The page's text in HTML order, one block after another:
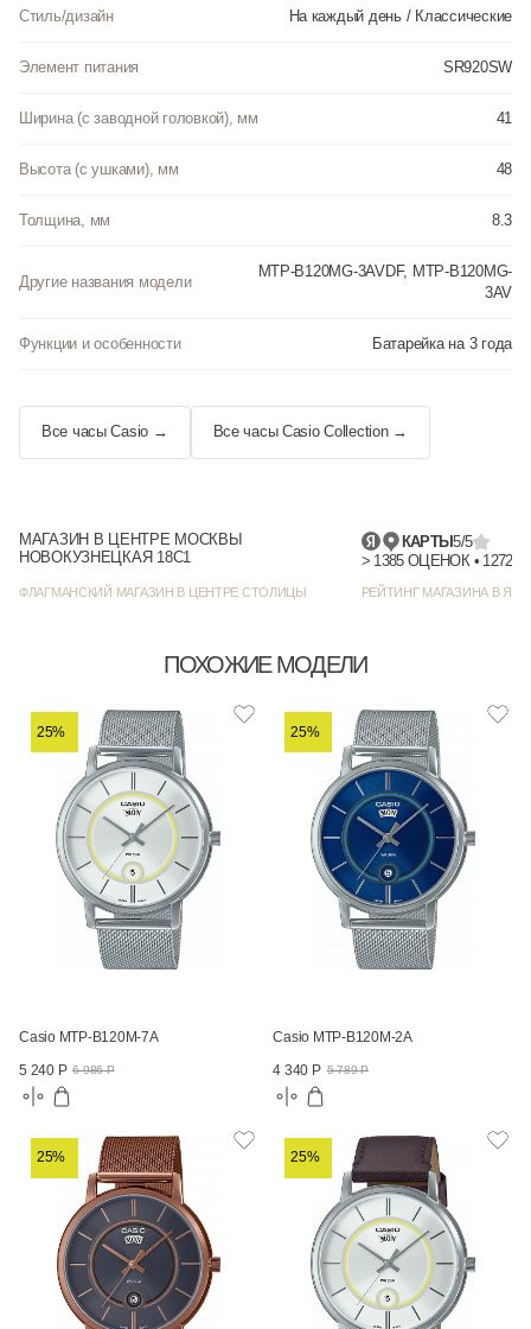
Стиль/дизайн На каждый день / Классические
Элемент питания SR920SW
Ширина (с заводной головкой), мм 41
Высота (с ушками), мм 48
Толщина, мм 8.3
Другие названия модели
MTP-B120MG-3AVDF, MTP-B120MG-
3AV
Функции и особенности Батарейка на 3 года
Все часы Casio → Все часы Casio Collection →
МАГАЗИН В ЦЕНТРЕ МОСКВЫ
НОВОКУЗНЕЦКАЯ 18С1
ФЛАГМАНСКИЙ МАГАЗИН В ЦЕНТРЕ СТОЛИЦЫ
КАРТЫ5/5
РЕЙТИНГ МАГАЗИНА В
ПОХОЖИЕ МОДЕЛИ
25%
Casio MTP-B120M-7A
5 240 Р 6 986 Р
25%
Casio MTP-B120M-2A
4 340 Р 5 789 Р
25% 25%